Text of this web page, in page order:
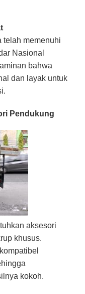
telah memenuhi
Nasional
bahwa
dan layak untuk
Pendukung
aksesori
khusus.
kokoh.